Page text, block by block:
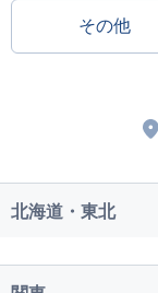
その他
北海道・東北